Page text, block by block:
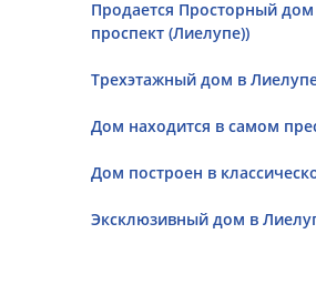
Продается Просторный
проспект (Лиелупе))
Tрехэтажный дом в
Дом находится в самом
Дом построен в
Эксклюзивный дом в